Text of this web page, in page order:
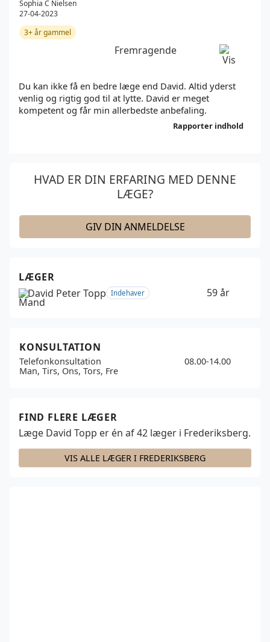
Sophia C Nielsen
27-04-2023
3+ år gammel
Fremragende
Du kan ikke få en bedre læge end David. Altid yderst
venlig og rigtig god til at lytte. David er meget
kompetent og får min allerbedste anbefaling.
Rapporter indhold
HVAD ER DIN ERFARING MED DENNE
LÆGE?
GIV DIN ANMELDELSE
LÆGER
David Peter Topp Indehaver 59 år
KONSULTATION
Telefonkonsultation
08.00-14.00
Man, Tirs, Ons, Tors, Fre
FIND FLERE LÆGER
Læge David Topp er én af42 læger i Frederiksberg.
VIS ALLE LÆGER I FREDERIKSBERG